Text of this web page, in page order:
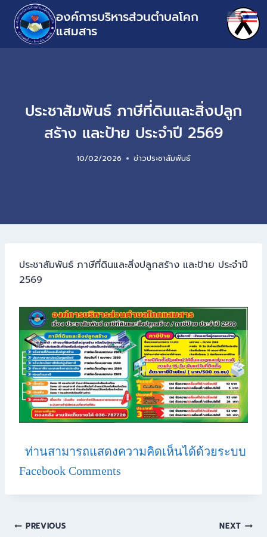
องค์การบริหารส่วนตำบลโคก
แสมสาร
ประชาสัมพันธ์ ภาษีที่ดินและสิ่งปลูก
สร้าง และป้าย ประจำปี 2569
10/02/2026 ข่าวประชาสัมพันธ์
ประชาสัมพันธ์ ภาษีที่ดินและสิ่งปลูกสร้าง และป้าย ประจำปี
2569
ท่านสามารถแสดงความคิดเห็นได้ด้วยระบบ
Facebook Comments
PREVIOUS NEXT